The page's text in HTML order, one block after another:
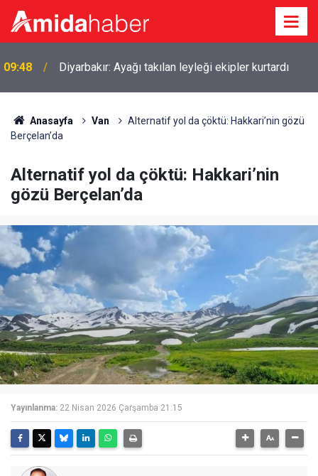
09:48 Diyarbakır: Ayağı takılan leyleği ekipler kurtardı
Anasayfa Van
Alternatif yol da çöktü: Hakkari’nin gözü
Berçelan’da
Alternatif yol da çöktü: Hakkari’nin
gözü Berçelan’da
Yayınlanma: 22 Nisan 2026 Çarşamba 21:15